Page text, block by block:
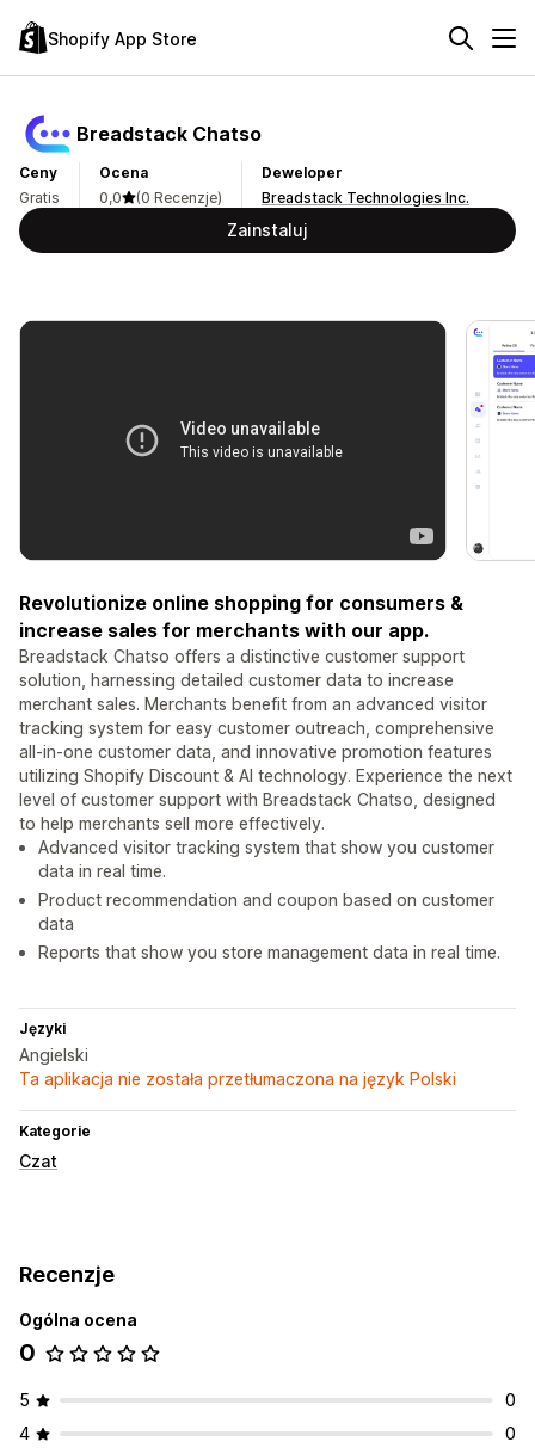
Shopify App Store
Breadstack Chatso
Ceny
Gratis
Ocena
0,0
(0 Recenzje)
Deweloper
Breadstack Technologies Inc.
Zainstaluj
Revolutionize online shopping for consumers &
increase sales for merchants with our app.
Breadstack Chatso offers a distinctive customer support
solution, harnessing detailed customer data to increase
merchant sales. Merchants benefit from an advanced visitor
tracking system for easy customer outreach, comprehensive
all-in-one customer data, and innovative promotion features
utilizing Shopify Discount & AI technology. Experience the next
level of customer support with Breadstack Chatso, designed
to help merchants sell more effectively.
Advanced visitor tracking system that show you customer
data in real time.
Product recommendation and coupon based on customer
data
Reports that show you store management data in real time.
Języki
Angielski
Ta aplikacja nie została przetłumaczona na język Polski
Kategorie
Czat
Recenzje
Ogólna ocena
0
5
0
4
0